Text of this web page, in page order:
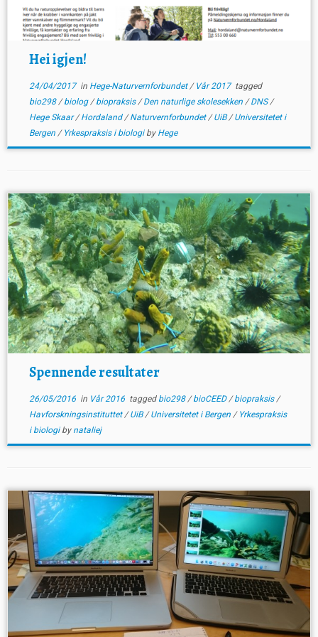
Hei igjen!
24/04/2017in Hege-Naturvernforbundet/ Vår 2017 tagged
bio298/biolog/biopraksis/Den naturlige skolesekken /DNS/
Hege Skaar/Hordaland/Naturvernforbundet/UiB/Universitetet i
Bergen / Yrkespraksis i biologi by Hege
Spennende resultater
26/05/2016in Vår 2016 tagged bio298/bioCEED/biopraksis/
Havforskningsinstituttet/UiB/Universitetet i Bergen / Yrkespraksis
i biologi by nataliej